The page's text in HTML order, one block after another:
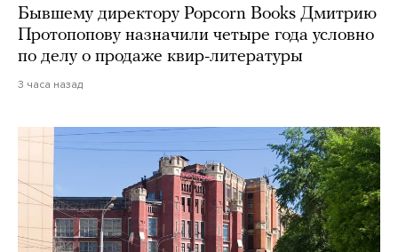
Бывшему директору Popcorn Books Дмитрию
Протопопову назначили четыре года условно
по делу о продаже квир-литературы
3 часа назад